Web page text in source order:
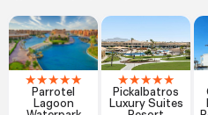
★★★★★
Parrotel
Lagoon
★★★★★
Pickalbatros
Luxury Suites